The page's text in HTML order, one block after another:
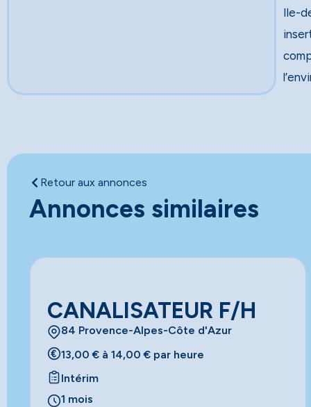
Ile-
Retour aux annonces
Annonces similaires
CANALISATEUR F/H
84 Provence-Alpes-Côte d'Azur
13,00 € à 14,00 € par heure
Intérim
1 mois